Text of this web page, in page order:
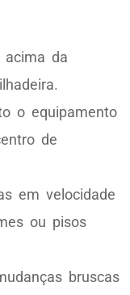
acima da
o equipamento
de
em velocidade
ou pisos
bruscas